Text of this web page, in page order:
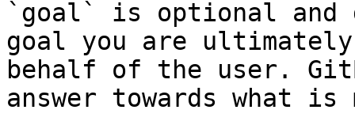
`goal` is optional and
goal you are
behalf of the user.
answer towards what